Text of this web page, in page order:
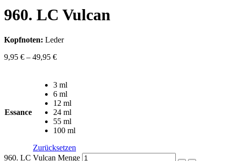
960. LC Vulcan
Kopfnoten: Leder
9,95 € – 49,95 €
Essance
3 ml
6 ml
12 ml
24 ml
55 ml
100 ml
Zurücksetzen
960. LC Vulcan Menge